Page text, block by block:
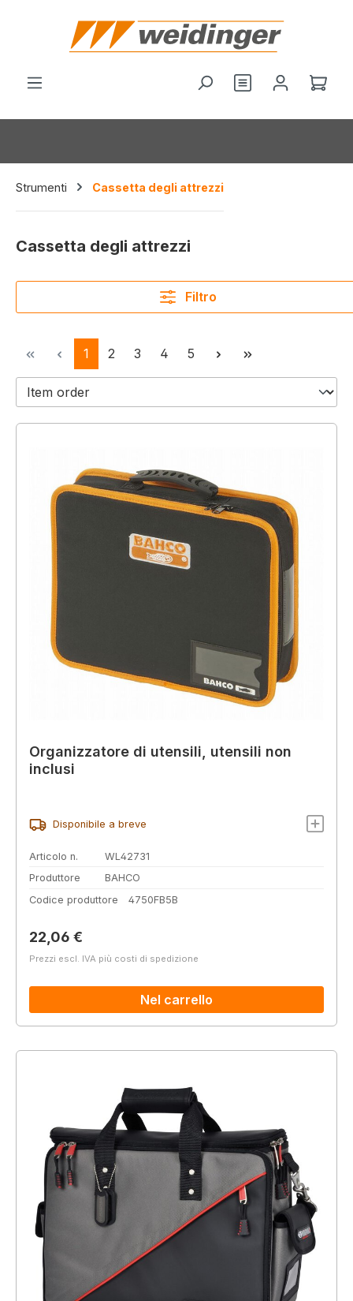
principale
Hai 0 articoliIl
Strumenti Cassetta degli attrezzi
Cassetta degli attrezzi
Filtro
Pagina
1 Pagina
2 Pagina
3 Pagina
4 Pagina
5
Organizzatore di utensili, utensili non
inclusi
Disponibile a breve
Articolo n.
WL42731
Produttore
BAHCO
Codice produttore
4750FB5B
Prezzo normale:
22,06 €
Prezzi escl. IVA più costi di spedizione
Nel carrello